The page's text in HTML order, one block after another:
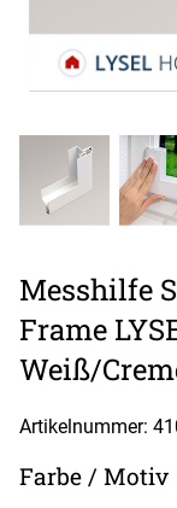
Messhilfe
Frame
Weiß/
Artikelnummer:
Farbe / Motiv